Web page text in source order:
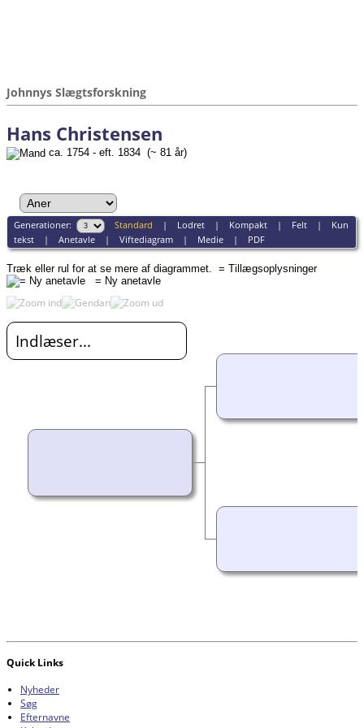
Johnnys Slægtsforskning
Hans Christensen
ca. 1754 - eft. 1834 (~ 81 år)
Generationer: Standard | Lodret| Kompakt| Felt| Kun
tekst| Anetavle| Viftediagram| Medie| PDF
Træk eller rul for at se mere af diagrammet. = Tillægsoplysninger
= Ny anetavle
Indlæser...
Quick Links
Nyheder
Søg
Efternavne